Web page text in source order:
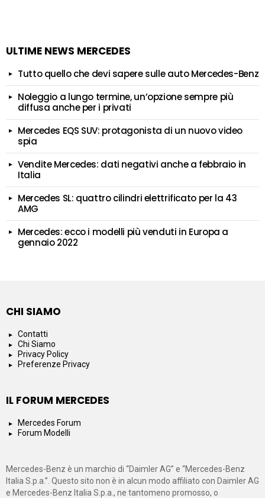
ULTIME NEWS MERCEDES
Tutto quello che devi sapere sulle auto Mercedes-Benz
Noleggio a lungo termine, un’opzione sempre più
diffusa anche per i privati
Mercedes EQS SUV: protagonista di un nuovo video
spia
Vendite Mercedes: dati negativi anche a febbraio in
Italia
Mercedes SL: quattro cilindri elettrificato per la 43
AMG
Mercedes: ecco i modelli più venduti in Europa a
gennaio 2022
CHI SIAMO
Contatti
Chi Siamo
Privacy Policy
Preferenze Privacy
IL FORUM MERCEDES
Mercedes Forum
Forum Modelli
Mercedes-Benz è un marchio di “Daimler AG” e “Mercedes-Benz
Italia S.p.a.”. Questo sito non è in alcun modo affiliato con Daimler AG
e Mercedes-Benz Italia S.p.a., ne tantomeno promosso, o